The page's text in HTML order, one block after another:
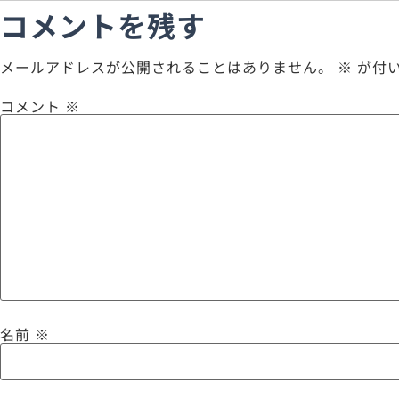
コメントを残す
メールアドレスが公開されることはありません。 ※ が付
コメント ※
名前 ※